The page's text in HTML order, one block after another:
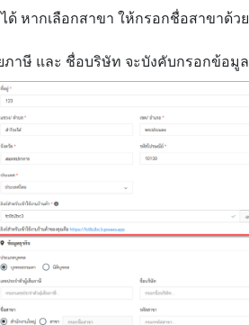
หากเลือกสาขา ให้กรอกชื่อสาขาด้วย
ภาษี และ ชื่อบริษัท จะบังคับกรอกข้อมูล